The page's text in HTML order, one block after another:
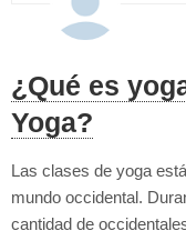
¿Qué es
Yoga?
Las clases de yoga
mundo occidental.
cantidad de